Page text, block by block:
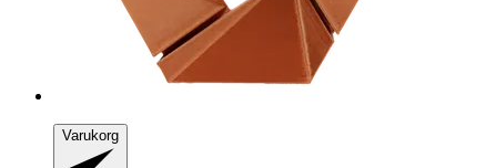
Varukorg